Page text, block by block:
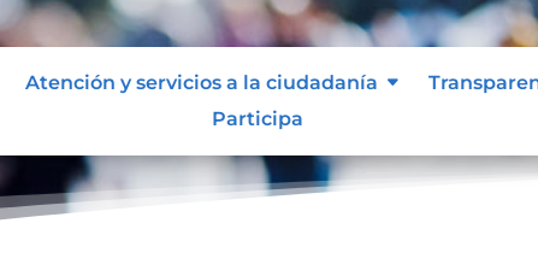
Atención y servicios a la ciudadanía
Participa